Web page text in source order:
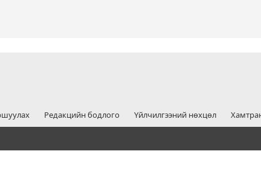
Редакцийн бодлого Үйлчилгээний нөхцөл